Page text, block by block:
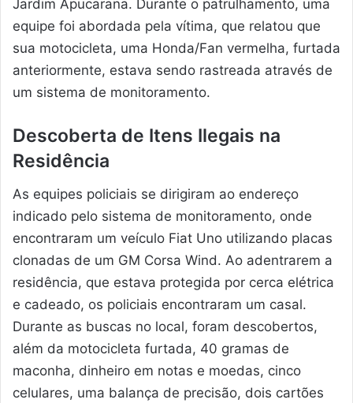
Jardim Apucarana. Durante o patrulhamento, uma
equipe foi abordada pela vítima, que relatou que
sua motocicleta, uma Honda/Fan vermelha, furtada
anteriormente, estava sendo rastreada através de
um sistema de monitoramento.
Descoberta de Itens Ilegais na
Residência
As equipes policiais se dirigiram ao endereço
indicado pelo sistema de monitoramento, onde
encontraram um veículo Fiat Uno utilizando placas
clonadas de um GM Corsa Wind. Ao adentrarem a
residência, que estava protegida por cerca elétrica
e cadeado, os policiais encontraram um casal.
Durante as buscas no local, foram descobertos,
além da motocicleta furtada, 40 gramas de
maconha, dinheiro em notas e moedas, cinco
celulares, uma balança de precisão, dois cartões